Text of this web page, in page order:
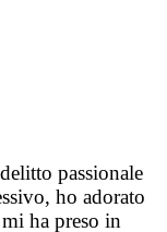
passionale
ho adorato
ha preso in